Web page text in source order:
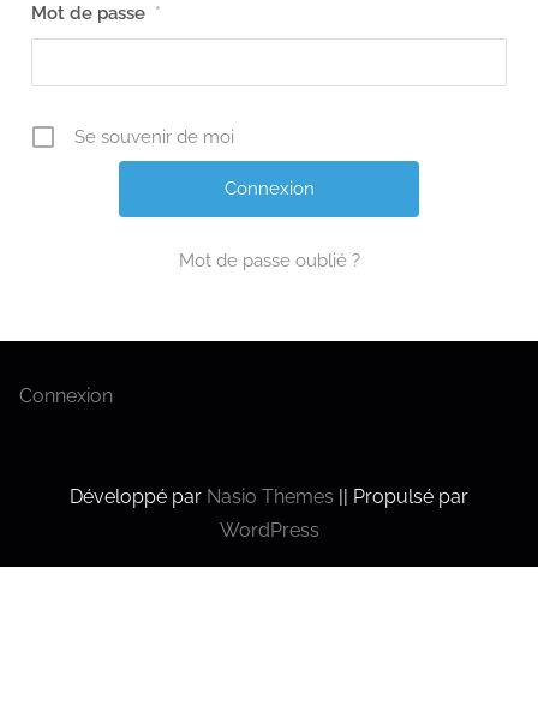
Mot de passe *
Se souvenir de moi
Mot de passe oublié ?
Connexion
Développé par Nasio Themes || Propulsé par
WordPress